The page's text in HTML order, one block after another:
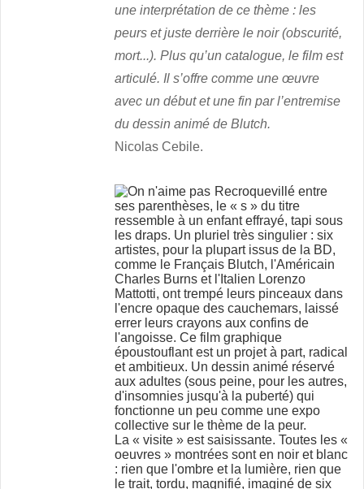
une interprétation de ce thème : les
peurs et juste derrière le noir (obscurité,
mort...). Plus qu’un catalogue, le film est
articulé. Il s’offre comme une œuvre
avec un début et une fin par l’entremise
du dessin animé de Blutch.
Nicolas Cebile.
Recroquevillé entre
ses parenthèses, le « s » du titre
ressemble à un enfant effrayé, tapi sous
les draps. Un pluriel très singulier : six
artistes, pour la plupart issus de la BD,
comme le Français Blutch, l'Américain
Charles Burns et l'Italien Lorenzo
Mattotti, ont trempé leurs pinceaux dans
l'encre opaque des cauchemars, laissé
errer leurs crayons aux confins de
l'angoisse. Ce film graphique
époustouflant est un projet à part, radical
et ambitieux. Un dessin animé réservé
aux adultes (sous peine, pour les autres,
d'insomnies jusqu'à la puberté) qui
fonctionne un peu comme une expo
collective sur le thème de la peur.
La « visite » est saisissante. Toutes les «
oeuvres » montrées sont en noir et blanc
: rien que l'ombre et la lumière, rien que
le trait, tordu, magnifié, imaginé de six